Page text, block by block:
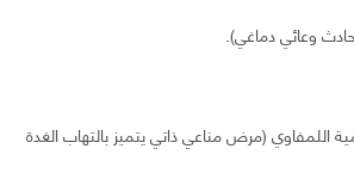
وعائي دماغي).
اللمفاوي (مرض مناعي ذاتي يتميز بالتهاب الغدة